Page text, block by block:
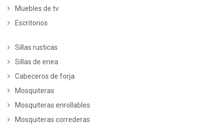
Muebles de tv
Escritorios
Sillas rusticas
Sillas de enea
Cabeceros de forja
Mosquiteras
Mosquiteras enrollables
Mosquiteras correderas